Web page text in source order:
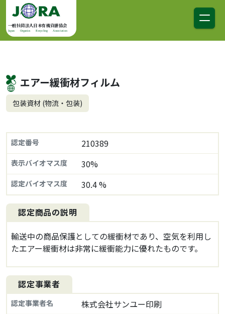
コンテンツへスキップ
メインナビゲーション
一般社団法人日本有機資源協会
Japan Organics Recycling Association
エアー緩衝材フィルム
包装資材 (物流・包装)
認定番号 210389
表示バイオマス度 30%
認定バイオマス度 30.4 %
認定商品の説明
輸送中の商品保護としての緩衝材であり、空気を利用し
たエアー緩衝材は非常に緩衝能力に優れたものです。
認定事業者
認定事業者名 株式会社サンユー印刷